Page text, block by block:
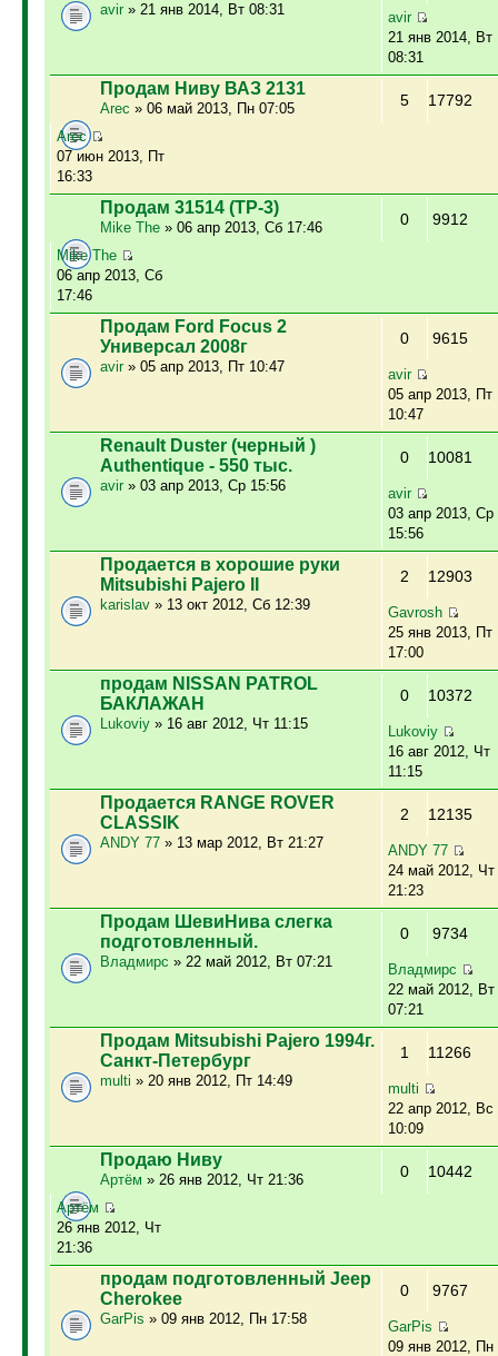
avir» 21 янв 2014, Вт 08:31
avir
21 янв 2014, Вт
08:31
Продам Ниву ВАЗ 2131
Arec » 06 май 2013, Пн 07:05 5 17792
Arec
07 июн 2013, Пт
16:33
Продам 31514 (ТР-3)
Mike The» 06 апр 2013, Сб 17:46 0 9912
Mike The
06 апр 2013, Сб
17:46
Продам Ford Focus 2
Универсал 2008г
avir» 05 апр 2013, Пт 10:47
0 9615
avir
05 апр 2013, Пт
10:47
Renault Duster (черный )
Authentique - 550 тыс.
avir» 03 апр 2013, Ср 15:56
0 10081
avir
03 апр 2013, Ср
15:56
Продается в хорошие руки
Mitsubishi Pajero II
karislav» 13 окт 2012, Сб 12:39
2 12903
Gavrosh
25 янв 2013, Пт
17:00
продам NISSAN PATROL
БАКЛАЖАН
Lukoviy» 16 авг 2012, Чт 11:15
0 10372
Lukoviy
16 авг 2012, Чт
11:15
Продается RANGE ROVER
CLASSIK
ANDY 77» 13 мар 2012, Вт 21:27
2 12135
ANDY 77
24 май 2012, Чт
21:23
Продам ШевиНива слегка
подготовленный.
Владмирс » 22 май 2012, Вт 07:21
0 9734
Владмирс
22 май 2012, Вт
07:21
Продам Mitsubishi Pajero 1994г.
Санкт-Петербург
multi » 20 янв 2012, Пт 14:49
1 11266
multi
22 апр 2012, Вс
10:09
Продаю Ниву
Артём » 26 янв 2012, Чт 21:36 0 10442
Артём
26 янв 2012, Чт
21:36
продам подготовленный Jeep
Cherokee
GarPis » 09 янв 2012, Пн 17:58
0 9767
GarPis
09 янв 2012, Пн